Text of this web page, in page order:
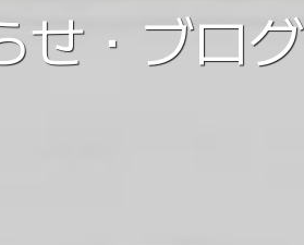
せ・ブログ